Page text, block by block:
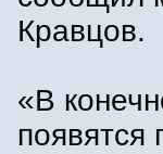
Кравцов.
«В